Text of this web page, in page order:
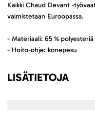
Kaikki Chaud Devant -
valmistetaan Euroopassa.
- Materiaali: 65 % polyesteriä
- Hoito-ohje: konepesu
LISÄTIETOJA